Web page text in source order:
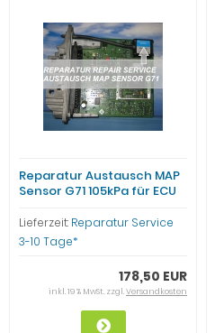
Reparatur Austausch MAP
Sensor G71 105kPa für ECU
345939AC VW T4 BUS AAC
Lieferzeit: Reparatur Service
3-10 Tage*
178,50 EUR
inkl. 19 % MwSt. zzgl.Versandkosten